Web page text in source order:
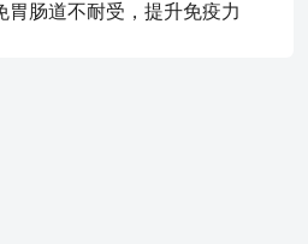
胃肠道不耐受，提升免疫力